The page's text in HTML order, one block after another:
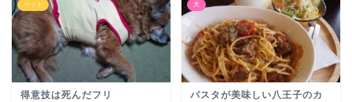
ペット
得意技は死んだフリ
犬
パスタが美味しい八王子のカ